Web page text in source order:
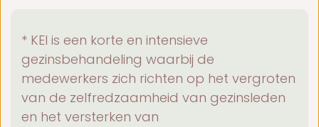
* KEI is een korte en intensieve
gezinsbehandeling waarbij de
medewerkers zich richten op het vergroten
van de zelfredzaamheid van gezinsleden
en het versterken van